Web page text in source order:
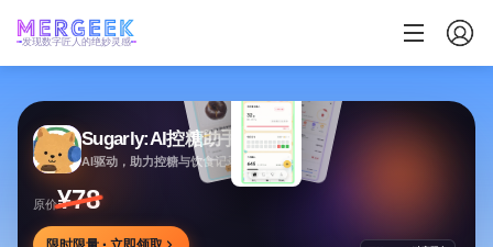
发现数字匠人的绝妙灵感
Sugarly:AI控糖助手
AI驱动，助力控糖与饮食记录，提供个性化建议
原价¥78
限时限量 · 立即领取